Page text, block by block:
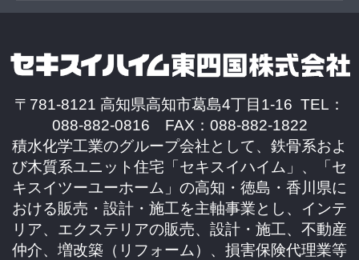
〒781-8121 高知県高知市葛島4丁目1-16 TEL：
088-882-0816 FAX：088-882-1822
積水化学工業のグループ会社として、鉄骨系およ
び木質系ユニット住宅「セキスイハイム」、「セ
キスイツーユーホーム」の高知・徳島・香川県に
おける販売・設計・施工を主軸事業とし、インテ
リア、エクステリアの販売、設計・施工、不動産
仲介、増改築（リフォーム）、損害保険代理業等